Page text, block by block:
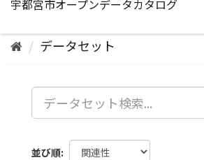
データセット
並び順